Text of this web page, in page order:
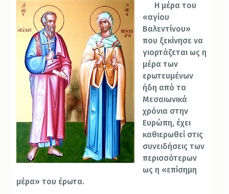
Η μέρα του
«αγίου
Βαλεντίνου»
που ξεκίνησε να
γιορτάζεται ως η
μέρα των
ερωτευμένων
ήδη από τα
Μεσαιωνικά
χρόνια στην
Ευρώπη, έχει
καθιερωθεί στις
συνειδήσεις των
περισσότερων
ως η «επίσημη
μέρα» του έρωτα.